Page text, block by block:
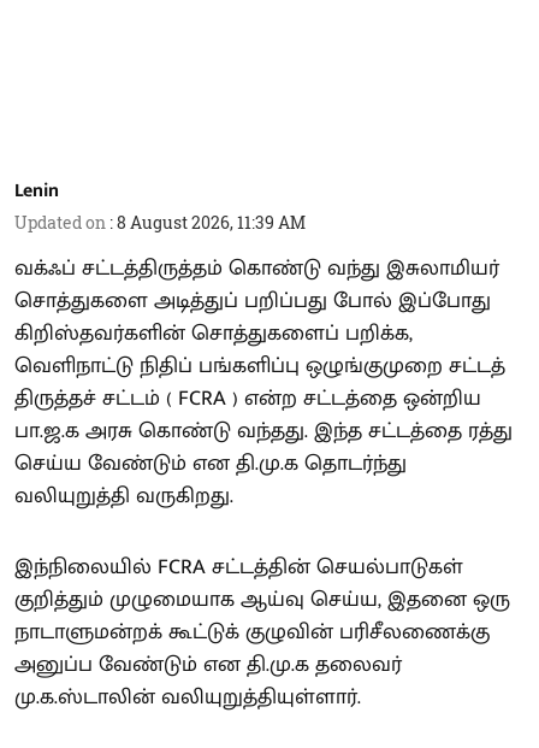
Lenin
Updated on :8 August 2026, 11:39 AM
வக்ஃப் சட்டத்திருத்தம் கொண்டு வந்து இசுலாமியர்
சொத்துகளை அடித்துப் பறிப்பது போல் இப்போது
கிறிஸ்தவர்களின் சொத்துகளைப் பறிக்க,
வெளிநாட்டு நிதிப் பங்களிப்பு ஒழுங்குமுறை சட்டத்
திருத்தச் சட்டம் ( FCRA ) என்ற சட்டத்தை ஒன்றிய
பா.ஜ.க அரசு கொண்டு வந்தது. இந்த சட்டத்தை ரத்து
செய்ய வேண்டும் என தி.மு.க தொடர்ந்து
வலியுறுத்தி வருகிறது.
இந்நிலையில் FCRA சட்டத்தின் செயல்பாடுகள்
குறித்தும் முழுமையாக ஆய்வு செய்ய, இதனை ஒரு
நாடாளுமன்றக் கூட்டுக் குழுவின் பரிசீலணைக்கு
அனுப்ப வேண்டும் என தி.மு.க தலைவர்
மு.க.ஸ்டாலின் வலியுறுத்தியுள்ளார்.